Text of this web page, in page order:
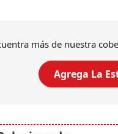
más de nuestra
Agrega La